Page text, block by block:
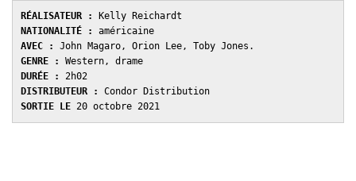
RÉALISATEUR :
NATIONALITÉ :
AVEC :
GENRE :
DURÉE :
DISTRIBUTEUR :
SORTIE LE 20 octobre 2021